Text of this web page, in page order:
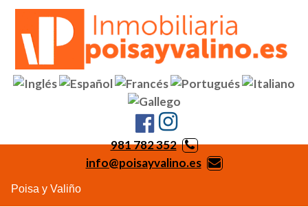
981 782 352
info@poisayvalino.es
Poisa y Valiño